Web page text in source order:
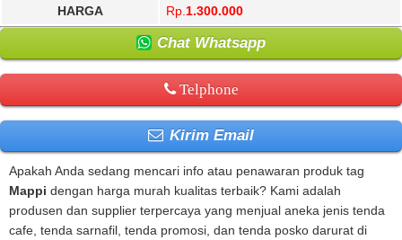
HARGA Rp. 1.300.000
Chat Whatsapp
Telphone
Kirim Email
Apakah Anda sedang mencari info atau penawaran produk tag
Mappi dengan harga murah kualitas terbaik? Kami adalah
produsen dan supplier terpercaya yang menjual aneka jenis tenda
cafe, tenda sarnafil, tenda promosi, dan tenda posko darurat di